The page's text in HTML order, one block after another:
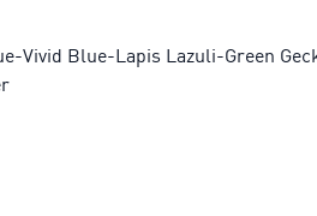
Vivid Blue-Lapis Lazuli-Green